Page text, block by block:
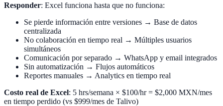
Responder: Excel funciona hasta que no funciona:
Se pierde información entre versiones → Base de datos
centralizada
No colaboración en tiempo real → Múltiples usuarios
simultáneos
Comunicación por separado → WhatsApp y email integrados
Sin automatización → Flujos automáticos
Reportes manuales → Analytics en tiempo real
Costo real de Excel: 5 hrs/semana × $100/hr = $2,000 MXN/mes
en tiempo perdido (vs $999/mes de Talivo)